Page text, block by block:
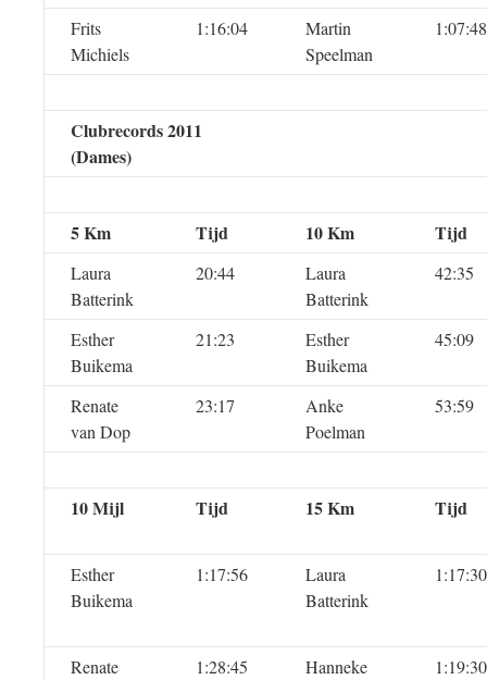
Frits
Michiels
1:16:04
Martin
Speelman
1:07:48
Clubrecords 2011
(Dames)
5 Km Tijd 10 Km Tijd
Laura
Batterink
20:44
Laura
Batterink
42:35
Esther
Buikema
21:23
Esther
Buikema
45:09
Renate
van Dop
23:17
Anke
Poelman
53:59
10 Mijl Tijd 15 Km Tijd
Esther
Buikema
1:17:56
Laura
Batterink
1:17:30
Renate
1:28:45
Hanneke
1:19:30